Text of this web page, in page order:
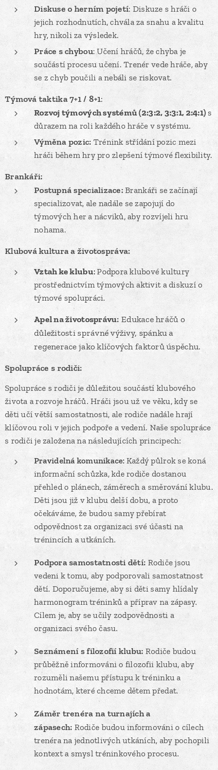
Diskuse o herním pojetí: Diskuze s hráči o
jejich rozhodnutích, chvála za snahu a kvalitu
hry, nikoli za výsledek.
Práce s chybou: Učení hráčů, že chyba je
součástí procesu učení. Trenér vede hráče, aby
se z chyb poučili a nebáli se riskovat.
Týmová taktika 7+1 / 8+1:
Rozvoj týmových systémů(2:3:2, 3:3:1, 2:4:1) s
důrazem na roli každého hráče v systému.
Výměna pozic: Trénink střídání pozic mezi
hráči během hry pro zlepšení týmové flexibility.
Brankáři:
Postupná specializace:Brankáři se začínají
specializovat, ale nadále se zapojují do
týmových her a nácviků, aby rozvíjeli hru
nohama.
Klubová kultura a životospráva:
Vztah ke klubu: Podpora klubové kultury
prostřednictvím týmových aktivit a diskuzí o
týmové spolupráci.
Apel na životosprávu: Edukace hráčů o
důležitosti správné výživy, spánku a
regenerace jako klíčových faktorů úspěchu.
Spolupráce s rodiči:
Spolupráce s rodiči je důležitou součástí klubového
života a rozvoje hráčů. Hráči jsou už ve věku, kdy se
děti učí větší samostatnosti, ale rodiče nadále hrají
klíčovou roli v jejich podpoře a vedení. Naše spolupráce
s rodiči je založena na následujících principech:
Pravidelná komunikace: Každý půlrok se koná
informační schůzka, kde rodiče dostanou
přehled o plánech, záměrech a směrování klubu.
Děti jsou již v klubu delší dobu, a proto
očekáváme, že budou samy přebírat
odpovědnost za organizaci své účasti na
trénincích a utkáních.
Podpora samostatnosti dětí: Rodiče jsou
vedeni k tomu, aby podporovali samostatnost
dětí. Doporučujeme, aby si děti samy hlídaly
harmonogram tréninků a příprav na zápasy.
Cílem je, aby se učily zodpovědnosti a
organizaci svého času.
Seznámení s filozofií klubu: Rodiče budou
průběžně informováni o filozofii klubu, aby
rozuměli našemu přístupu k tréninku a
hodnotám, které chceme dětem předat.
Záměr trenéra na turnajích a
zápasech:Rodiče budou informováni o cílech
trenéra na jednotlivých utkáních, aby pochopili
kontext a smysl tréninkového procesu.